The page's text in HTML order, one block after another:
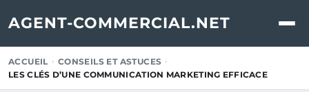
AGENT-COMMERCIAL.NET
ACCUEIL
CONSEILS ET ASTUCES
LES CLÉS D’UNE COMMUNICATION MARKETING EFFICACE